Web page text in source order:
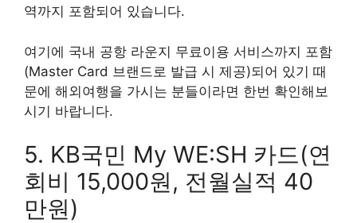
역까지 포함되어 있습니다.
여기에 국내 공항 라운지 무료이용 서비스까지 포함
(Master Card 브랜드로 발급 시 제공)되어 있기 때
문에 해외여행을 가시는 분들이라면 한번 확인해보
시기 바랍니다.
5. KB국민 My WE:SH 카드(연
회비 15,000원, 전월실적 40
만원)